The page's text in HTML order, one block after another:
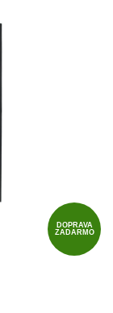
DOPRAVA
ZADARMO